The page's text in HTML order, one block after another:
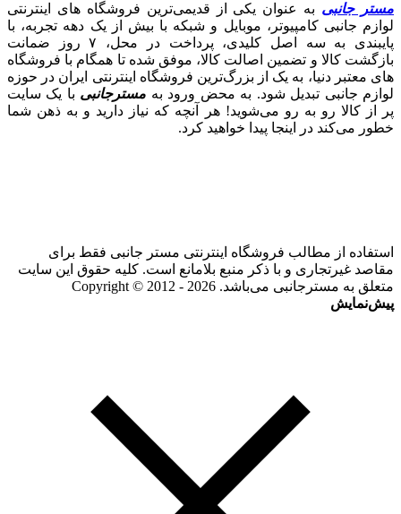
مستر جانبی به عنوان یکی از قدیمی‌ترین فروشگاه های اینترنتی
لوازم جانبی کامپیوتر، موبایل و شبکه با بیش از یک دهه تجربه، با
پایبندی به سه اصل کلیدی، پرداخت در محل، ۷ روز ضمانت
بازگشت کالا و تضمین اصالت کالا، موفق شده تا همگام با فروشگاه‌
های معتبر دنیا، به یک از بزرگ‌ترین فروشگاه اینترنتی ایران در حوزه
لوازم جانبی تبدیل شود. به محض ورود به مسترجانبی با یک سایت
پر از کالا رو به رو می‌شوید! هر آنچه که نیاز دارید و به ذهن شما
خطور می‌کند در اینجا پیدا خواهید کرد.
استفاده از مطالب فروشگاه اینترنتی مستر جانبی فقط برای
مقاصد غیرتجاری و با ذکر منبع بلامانع است. کلیه حقوق این سایت
متعلق به مسترجانبی می‌باشد. Copyright © 2012 - 2026
پیش‌نمایش